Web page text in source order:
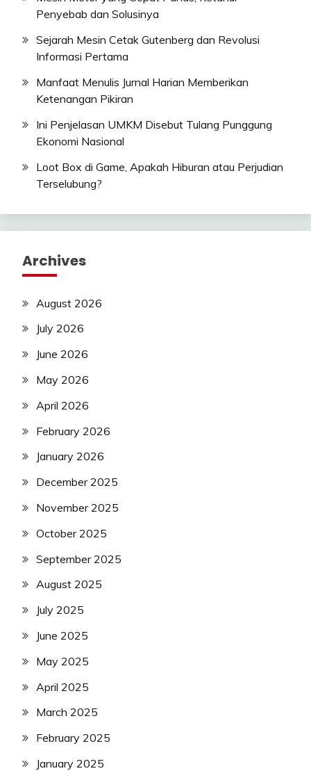
Penyebab dan Solusinya
Sejarah Mesin Cetak Gutenberg dan Revolusi
Informasi Pertama
Manfaat Menulis Jurnal Harian Memberikan
Ketenangan Pikiran
Ini Penjelasan UMKM Disebut Tulang Punggung
Ekonomi Nasional
Loot Box di Game, Apakah Hiburan atau Perjudian
Terselubung?
Archives
August 2026
July 2026
June 2026
May 2026
April 2026
February 2026
January 2026
December 2025
November 2025
October 2025
September 2025
August 2025
July 2025
June 2025
May 2025
April 2025
March 2025
February 2025
January 2025